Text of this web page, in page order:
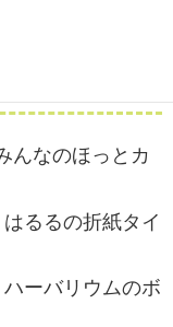
んなのほっとカ
るるの折紙タイ
ーバリウムのボ